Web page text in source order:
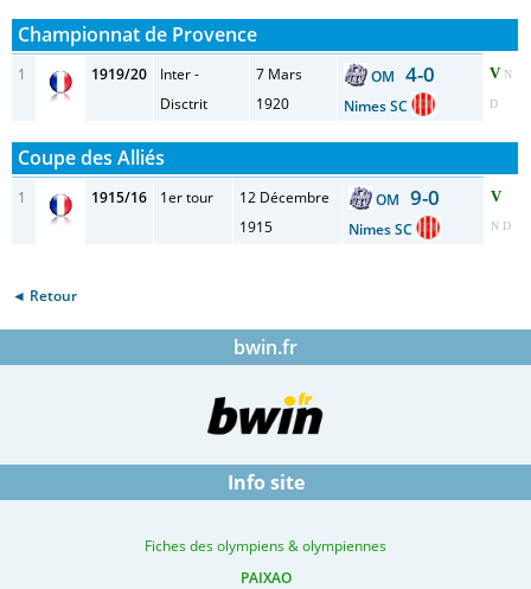
Championnat de Provence
1 1919/20
Inter -
Disctrit
7 Mars
1920
OM 4-0
Nimes SC
V N
D
Coupe des Alliés
1 1915/16 1er tour
12 Décembre
1915
OM 9-0
Nimes SC
V
N D
◄ Retour
bwin.fr
Info site
Fiches des olympiens & olympiennes
PAIXAO